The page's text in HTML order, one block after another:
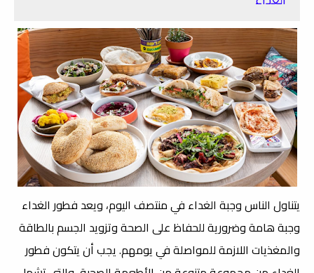
يتناول الناس وجبة الغداء في منتصف اليوم، ويعد فطور الغداء
وجبة هامة وضرورية للحفاظ على الصحة وتزويد الجسم بالطاقة
والمغذيات اللازمة للمواصلة في يومهم. يجب أن يتكون فطور